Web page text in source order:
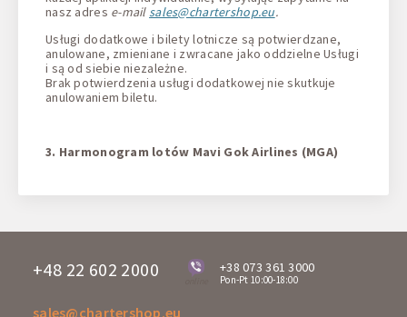
nasz adres e-mailsales@chartershop.eu.
Usługi dodatkowe i bilety lotnicze są potwierdzane,
anulowane, zmieniane i zwracane jako oddzielne Usługi
i są od siebie niezależne.
Brak potwierdzenia usługi dodatkowej nie skutkuje
anulowaniem biletu.
3. Harmonogram lotów Mavi Gok Airlines (MGA)
+48 22 602 2000 +38 073 361 3000
Pon-Pt 10:00-18:00
sales@chartershop.eu